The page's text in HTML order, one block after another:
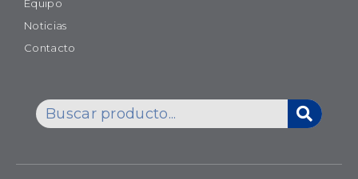
Equipo
Noticias
Contacto